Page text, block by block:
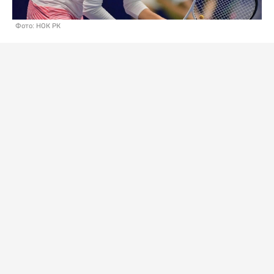
Фото: НОК РК